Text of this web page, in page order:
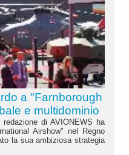
a "Farnborough
e multidominio
di AVIONEWS ha
Airshow" nel Regno
la sua ambiziosa strategia